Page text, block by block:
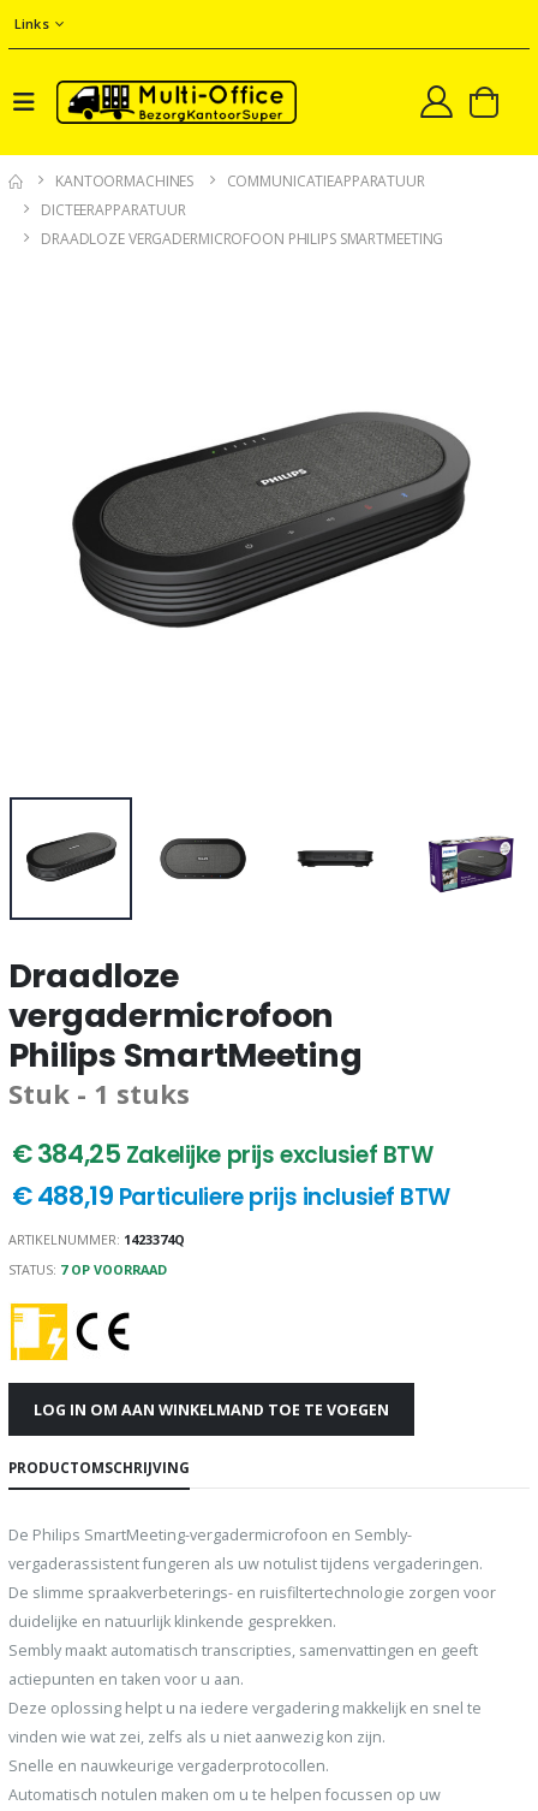
Links
KANTOORMACHINES
COMMUNICATIEAPPARATUUR
DICTEERAPPARATUUR
DRAADLOZE VERGADERMICROFOON PHILIPS SMARTMEETING
Draadloze
vergadermicrofoon
Philips SmartMeeting
Stuk - 1 stuks
€ 384,25 Zakelijke prijs exclusief BTW
€ 488,19 Particuliere prijs inclusief BTW
ARTIKELNUMMER: 1423374Q
STATUS: 7 OP VOORRAAD
LOG IN OM AAN WINKELMAND TOE TE VOEGEN
PRODUCTOMSCHRIJVING
De Philips SmartMeeting-vergadermicrofoon en Sembly-
vergaderassistent fungeren als uw notulist tijdens vergaderingen.
De slimme spraakverbeterings- en ruisfiltertechnologie zorgen voor
duidelijke en natuurlijk klinkende gesprekken.
Sembly maakt automatisch transcripties, samenvattingen en geeft
actiepunten en taken voor u aan.
Deze oplossing helpt u na iedere vergadering makkelijk en snel te
vinden wie wat zei, zelfs als u niet aanwezig kon zijn.
Snelle en nauwkeurige vergaderprotocollen.
Automatisch notulen maken om u te helpen focussen op uw